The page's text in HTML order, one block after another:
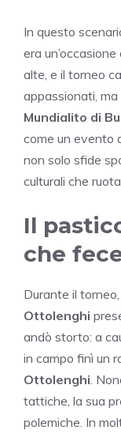
In questo
era
alte, e il torneo
appassionati,
Mundialito di
come un evento
non solo sfide
culturali che
Il
che
Durante il
Ottolenghi
andò storto: a
in campo finì un
Ottolenghi .
tattiche, la sua
polemiche. In